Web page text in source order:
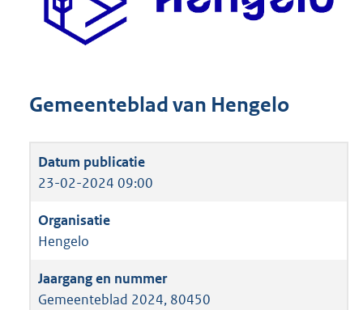
Gemeenteblad van Hengelo
23-02-2024 09:00
Hengelo
Gemeenteblad 2024, 80450